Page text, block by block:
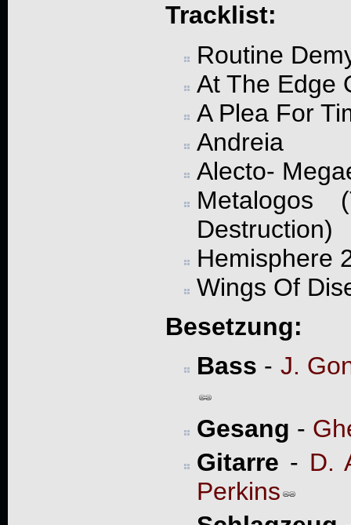
Tracklist:
Routine
At The Edge
A Plea For
Andreia
Alecto-
Metalogos
Destruction)
Hemisphere
Wings Of
Besetzung:
Bass - J.
Gesang -
Gitarre - D.
Perkins